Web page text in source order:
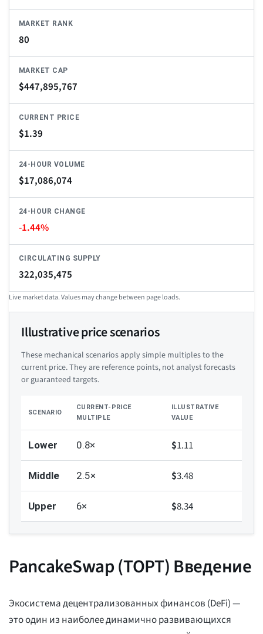
MARKET RANK
80
MARKET CAP
$447,895,767
CURRENT PRICE
$1.39
24-HOUR VOLUME
$17,086,074
24-HOUR CHANGE
-1.44%
CIRCULATING SUPPLY
322,035,475
Live market data. Values may change between page loads.
Illustrative price scenarios
These mechanical scenarios apply simple multiples to the
current price. They are reference points, not analyst forecasts
or guaranteed targets.
SCENARIO
CURRENT-PRICE
MULTIPLE
ILLUSTRATIVE
VALUE
Lower 0.8× $1.11
Middle 2.5× $3.48
Upper 6× $8.34
PancakeSwap (ТОРТ) Введение
Экосистема децентрализованных финансов (DeFi) —
это один из наиболее динамично развивающихся